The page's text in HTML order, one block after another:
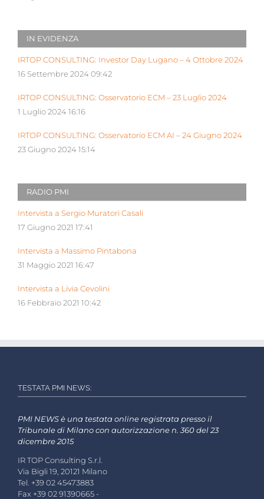
IN EVIDENZA
IRTOP CONSULTING: Investor Day Lugano – 4 Ottobre 2024
16 Settembre 2024 09:42
IRTOP CONSULTING: Osservatorio ECM – 23 Luglio 2024
1 Luglio 2024 16:16
IRTOP CONSULTING: Osservatorio ECM AI – 24 Giugno 2024
23 Giugno 2024 15:14
RADIO PMI
Intervista a Sergio Muratori Casali
17 Giugno 2021 17:41
Intervista a Massimo Pintabona
31 Maggio 2021 16:47
Intervista a Livia Cevolini
16 Febbraio 2021 10:42
TESTATA PMI NEWS:
PMI NEWS è una testata online registrata presso il
Tribunale di Milano con autorizzazione n. 360 del 23
dicembre 2015
IR TOP Consulting S.r.l.
Via Bigli 19, 20121 Milano
Tel. +39 02 45473883
Fax +39 02 91390665 -